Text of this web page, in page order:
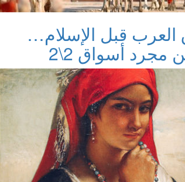
العرب قبل الإسلام…
مجرد أسواق 2\2